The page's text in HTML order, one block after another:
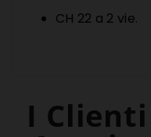
CH 22 a 2 vie.
I